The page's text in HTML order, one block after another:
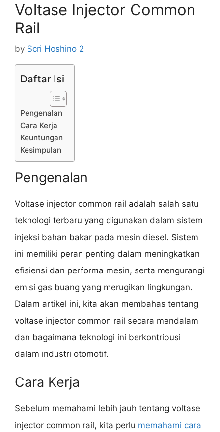
Voltase Injector Common
Rail
by Scri Hoshino 2
Daftar Isi
Pengenalan
Cara Kerja
Keuntungan
Kesimpulan
Pengenalan
Voltase injector common rail adalah salah satu
teknologi terbaru yang digunakan dalam sistem
injeksi bahan bakar pada mesin diesel. Sistem
ini memiliki peran penting dalam meningkatkan
efisiensi dan performa mesin, serta mengurangi
emisi gas buang yang merugikan lingkungan.
Dalam artikel ini, kita akan membahas tentang
voltase injector common rail secara mendalam
dan bagaimana teknologi ini berkontribusi
dalam industri otomotif.
Cara Kerja
Sebelum memahami lebih jauh tentang voltase
injector common rail, kita perlu memahami cara